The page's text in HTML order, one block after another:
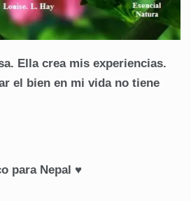
Ella crea mis experiencias.
el bien en mi vida no tiene
para Nepal ♥